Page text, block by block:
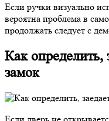
Если ручки визуально
вероятна проблема в
продолжать следует с
Как определить,
замок